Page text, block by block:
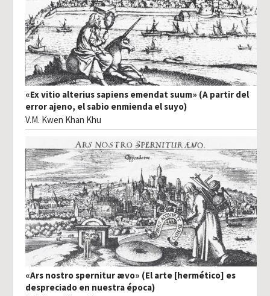
«Ex vitio alterius sapiens emendat suum» (A partir del
error ajeno, el sabio enmienda el suyo)
V.M. Kwen Khan Khu
«Ars nostro spernitur ævo» (El arte [hermético] es
despreciado en nuestra época)